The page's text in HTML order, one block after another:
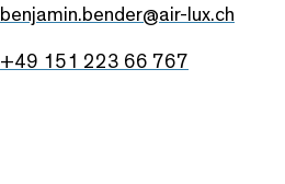
benjamin.bender@air-lux.ch
+49 151 223 66 767